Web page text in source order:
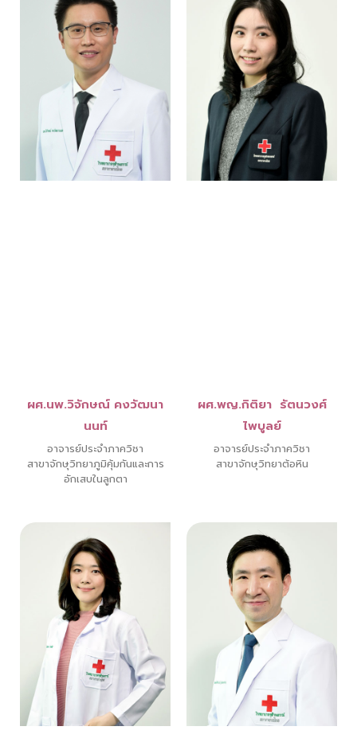
ผศ.นพ.วิจักษณ์ คงวัฒนา
นนท์
อาจารย์ประจำภาควิชา
สาขาจักษุวิทยาภูมิคุ้มกันและการ
อักเสบในลูกตา
ผศ.พญ.กิติยา รัตนวงศ์
ไพบูลย์
อาจารย์ประจำภาควิชา
สาขาจักษุวิทยาต้อหิน